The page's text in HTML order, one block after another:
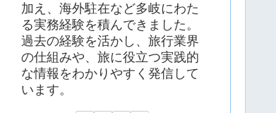
加え、海外駐在など多岐にわた
る実務経験を積んできました。
過去の経験を活かし、旅行業界
の仕組みや、旅に役立つ実践的
な情報をわかりやすく発信して
います。